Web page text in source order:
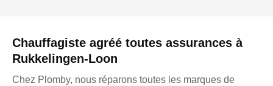
Chauffagiste agréé toutes assurances à
Rukkelingen-Loon
Chez Plomby, nous réparons toutes les marques de